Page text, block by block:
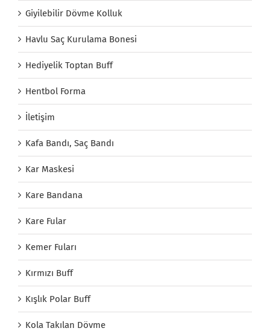
Giyilebilir Dövme Kolluk
Havlu Saç Kurulama Bonesi
Hediyelik Toptan Buff
Hentbol Forma
İletişim
Kafa Bandı, Saç Bandı
Kar Maskesi
Kare Bandana
Kare Fular
Kemer Fuları
Kırmızı Buff
Kışlık Polar Buff
Kola Takılan Dövme